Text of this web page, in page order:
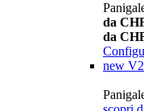
da
da
new